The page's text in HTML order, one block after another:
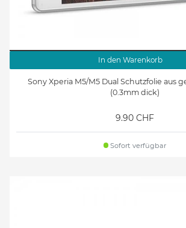
In den Warenkorb
Sony Xperia M5/M5 Dual Schutzfolie aus
(0.3mm dick)
9.90 CHF
Sofort verfügbar